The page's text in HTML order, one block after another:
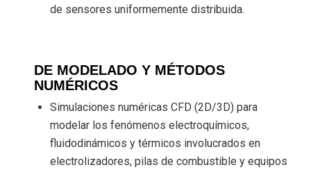
de sensores uniformemente distribuida.
DE MODELADO Y MÉTODOS
NUMÉRICOS
Simulaciones numéricas CFD (2D/3D) para
modelar los fenómenos electroquímicos,
fluidodinámicos y térmicos involucrados en
electrolizadores, pilas de combustible y equipos